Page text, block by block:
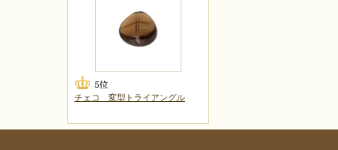
チェコ 変型トライアングル